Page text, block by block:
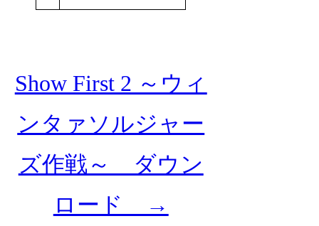
Show First 2 ～ウィ
ンタァソルジャー
ズ作戦～ ダウン
ロード →